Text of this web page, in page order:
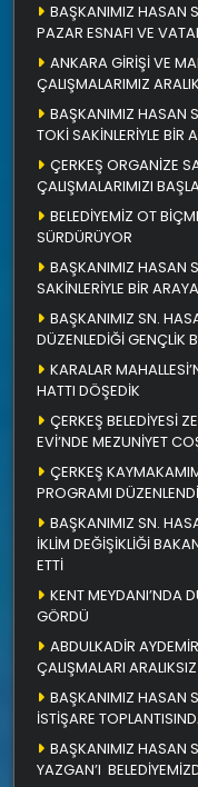
BAŞKANIMIZ HASAN
PAZAR ESNAFI VE
ANKARA GİRİŞİ VE
ÇALIŞMALARIMIZ
BAŞKANIMIZ HASAN
TOKİ SAKİNLERİYLE BİR
ÇERKEŞ ORGANİZE
ÇALIŞMALARIMIZI
BELEDİYEMİZ OT
SÜRDÜRÜYOR
BAŞKANIMIZ HASAN
SAKİNLERİYLE BİR
BAŞKANIMIZ SN.
DÜZENLEDİĞİ GENÇLİK
KARALAR
HATTI DÖŞEDİK
ÇERKEŞ BELEDİYESİ
EVİ’NDE MEZUNİYET
ÇERKEŞ
PROGRAMI DÜZENLENDİ
BAŞKANIMIZ SN.
İKLİM DEĞİŞİKLİĞİ
ETTİ
KENT MEYDANI’NDA
GÖRDÜ
ABDULKADİR
ÇALIŞMALARI
BAŞKANIMIZ HASAN
İSTİŞARE
BAŞKANIMIZ HASAN
YAZGAN’I